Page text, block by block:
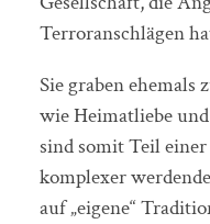
Terroranschlägen
Sie graben ehemals
wie Heimatliebe
sind somit Teil
komplexer
auf „eigene“